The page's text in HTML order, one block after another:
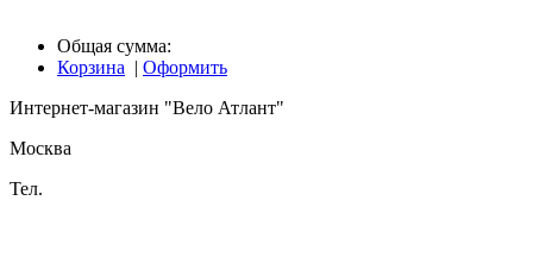
Общая сумма:
Корзина | Оформить
Интернет-магазин "Вело Атлант"
Москва
Тел.